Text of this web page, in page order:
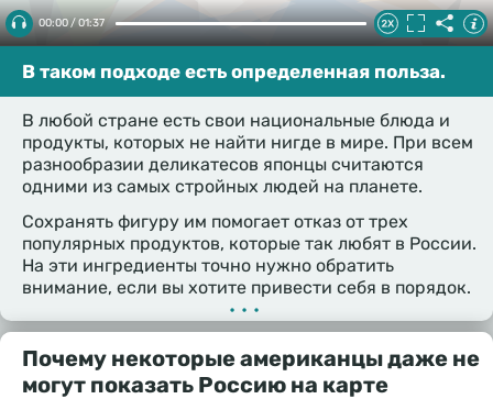
00:00 / 01:37
В таком подходе есть определенная польза.
В любой стране есть свои национальные блюда и
продукты, которых не найти нигде в мире. При всем
разнообразии деликатесов японцы считаются
одними из самых стройных людей на планете.
Сохранять фигуру им помогает отказ от трех
популярных продуктов, которые так любят в России.
На эти ингредиенты точно нужно обратить
внимание, если вы хотите привести себя в порядок.
•••
Почему некоторые американцы даже не
могут показать Россию на карте